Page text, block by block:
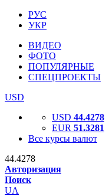
РУС
УКР
ВИДЕО
ФОТО
ПОПУЛЯРНЫЕ
СПЕЦПРОЕКТЫ
USD
USD 44.4278
EUR 51.3281
Все курсы валют
44.4278
Авторизация
Поиск
UA